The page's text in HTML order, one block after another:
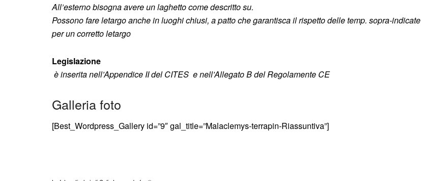
All’esterno bisogna avere un laghetto come descritto su.
Possono fare letargo anche in luoghi chiusi, a patto che garantisca il rispetto delle temp. sopra-indicate
per un corretto letargo
Legislazione
è inserita nell’Appendice IIdel CITES e nell’Allegato B del Regolamente CE
Galleria foto
[Best_Wordpress_Gallery id=”9″ gal_title=”Malaclemys-terrapin-Riassuntiva”]